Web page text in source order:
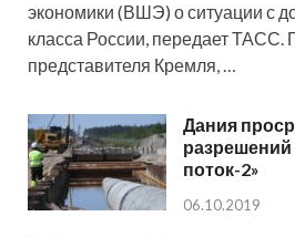
экономики (ВШЭ) о ситуации с
класса России, передает ТАСС.
представителя Кремля, …
Дания
поток-2»
06.10.2019